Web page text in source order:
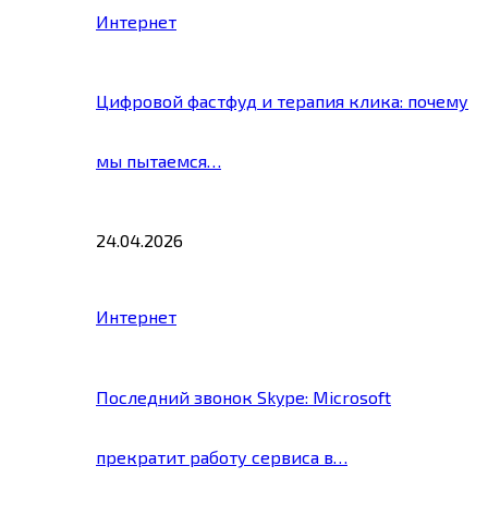
Интернет
Цифровой фастфуд и терапия клика: почему
мы пытаемся…
24.04.2026
Интернет
Последний звонок Skype: Microsoft
прекратит работу сервиса в…